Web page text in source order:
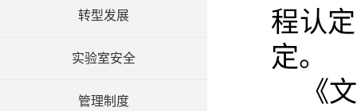
转型发展
实验室安全
管理制度
程认
定。
《